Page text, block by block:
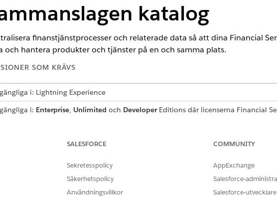
katalog
finanstjänstprocesser och relaterade data så att dina Financial
och hantera produkter och tjänster på en och samma plats.
SOM KRÄVS
i: Lightning Experience
i: Enterprise, Unlimited och DeveloperEditions där licenserna Financial
Konfigurera den enhetliga katalogen i Financial Services Client Portal för att visa
användare enkelt kan hitta, hantera och återanvända dem. Tilldela
bevilja åtkomst till produktposter. Mappa integreringsprocesser för att centralisera
individuella processer, och lägg till komponenten Servicekatalogattribut för att visa
SALESFORCE
Sekretesspolicy
Säkerhetspolicy
Användningsvillkor
COMMUNITY
AppExchange
Salesforce-
Salesforce-utvecklare